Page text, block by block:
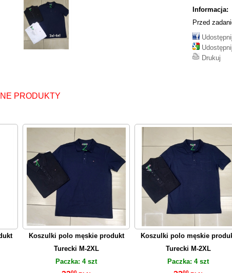
Informacja:
Przed
Drukuj
PRODUKTY
Koszulki polo męskie produkt
Turecki M-2XL
Paczka: 4 szt
Koszulki polo męskie
Turecki M-2XL
Paczka: 4 szt